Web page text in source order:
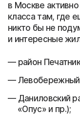
в Москве
класса там, где
никто бы не
и интересные
район
Даниловский
«Опус» и пр.);